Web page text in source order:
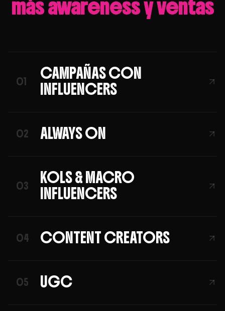
más awareness y ventas
01
CAMPAÑAS CON
INFLUENCERS
02 ALWAYS ON
03
KOLS & MACRO
INFLUENCERS
04 CONTENT CREATORS
05 UGC